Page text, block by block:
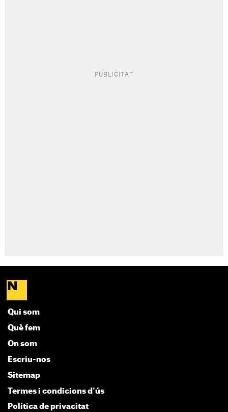
Qui som
Què fem
On som
Escriu-nos
Sitemap
Termes i condicions d'ús
Política de privacitat